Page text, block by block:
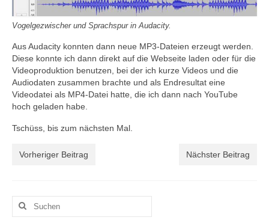
Vogelgezwischer und Sprachspur in Audacity.
Aus Audacity konnten dann neue MP3-Dateien erzeugt werden.
Diese konnte ich dann direkt auf die Webseite laden oder für die
Videoproduktion benutzen, bei der ich kurze Videos und die
Audiodaten zusammen brachte und als Endresultat eine
Videodatei als MP4-Datei hatte, die ich dann nach YouTube
hoch geladen habe.
Tschüss, bis zum nächsten Mal.
Vorheriger Beitrag Nächster Beitrag
Suche